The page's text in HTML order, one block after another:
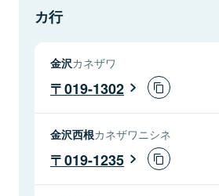
カ行
金沢カネザワ
019-1302
金沢西根カネザワニシネ
019-1235